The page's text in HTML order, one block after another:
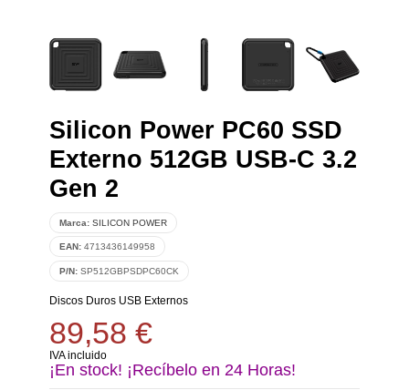
Silicon Power PC60 SSD
Externo 512GB USB-C 3.2
Gen 2
Marca: SILICON POWER
EAN: 4713436149958
P/N: SP512GBPSDPC60CK
Discos Duros USB Externos
89,58 €
IVA incluido
¡En stock! ¡Recíbelo en 24 Horas!